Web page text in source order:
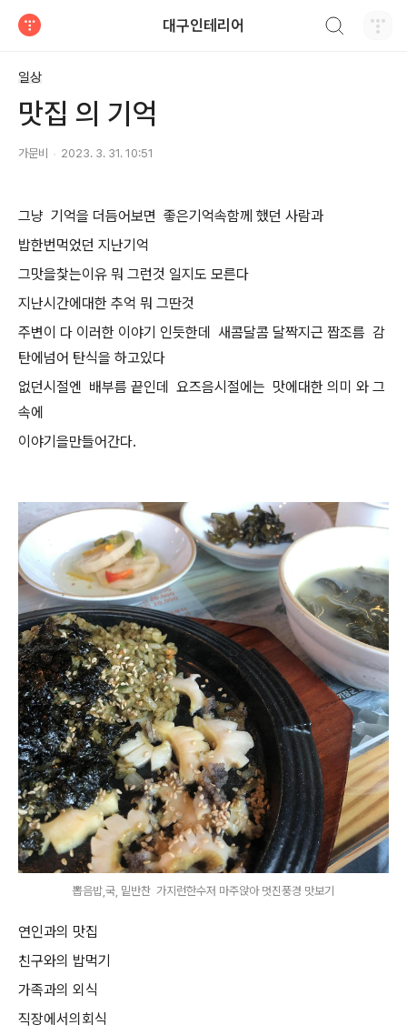
대구인테리어
일상
맛집 의 기억
가문비 2023. 3. 31. 10:51
그냥 기억을 더듬어보면 좋은기억속함께 했던 사람과
밥한번먹었던 지난기억
그맛을찿는이유 뭐 그런것 일지도 모른다
지난시간에대한 추억 뭐 그딴것
주변이 다 이러한 이야기 인듯한데 새콤달콤 달짝지근 짭조름 감
탄에넘어 탄식을 하고있다
없던시절엔 배부름 끝인데 요즈음시절에는 맛에대한 의미 와 그
속에
이야기을만들어간다.
뽑음밥,국, 밑반찬 가지런한수저 마주앉아 멋진풍경 맛보기
연인과의 맛집
친구와의 밥먹기
가족과의 외식
직장에서의회식